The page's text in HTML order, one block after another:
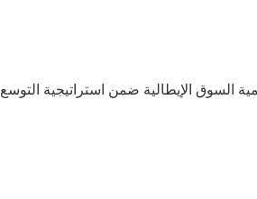
السوق الإيطالية ضمن استراتيجية التوسع